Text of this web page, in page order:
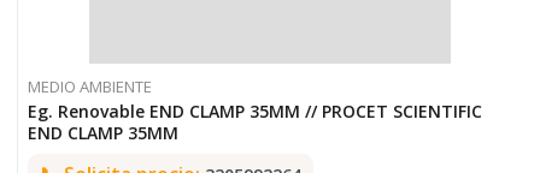
MEDIO AMBIENTE
Eg. Renovable END CLAMP 35MM // PROCET SCIENTIFIC
END CLAMP 35MM